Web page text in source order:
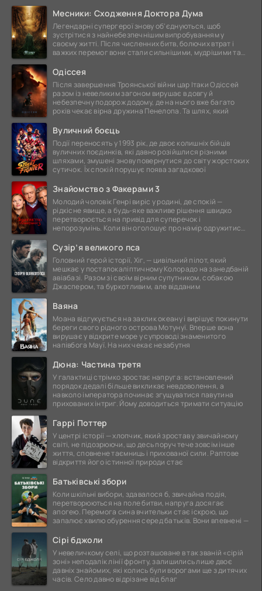
Месники: Сходження Доктора Дума
Легендарні супергерої знову об'єднуються, щоб
зустрітися з найнебезпечнішим випробуванням у
своєму житті. Після численних битв, болючих втрат і
важких перемог вони стали сильнішими, мудрішими та
Одіссея
Після завершення Троянської війни цар Ітаки Одіссей
разом із невеликим загоном вирушає в довгу й
небезпечну подорож додому, де на нього вже багато
років чекає вірна дружина Пенелопа. Та шлях, який
Вуличний боєць
Події переносять у 1993 рік, де двоє колишніх бійців
вуличних поєдинків, які давно розійшлися різними
шляхами, змушені знову повернутися до світу жорстоких
сутичок. Їх спокій порушує поява загадкової
Знайомство з Факерами 3
Молодий чоловік Генрі виріс у родині, де спокій —
рідкісне явище, а будь-яке важливе рішення швидко
перетворюється на привід для суперечок і
непорозумінь. Коли він оголошує про намір одружитися,
Сузір’я великого пса
Головний герой історії, Хіг, — цивільний пілот, який
мешкає у постапокаліптичному Колорадо на занедбаній
авіабазі. Разом зі своїм вірним супутником, собакою
Джаспером, та буркотливим, але відданим
Ваяна
Моана відгукується на заклик океану і вирішує покинути
береги свого рідного острова Мотунуї. Вперше вона
вирушає у відкрите море у супроводі знаменитого
напівбога Мауї. На них чекає незабутня
Дюна: Частина третя
У галактиці стрімко зростає напруга: встановлений
порядок дедалі більше викликає невдоволення, а
навколо імператора починає згущуватися павутина
прихованих інтриг. Йому доводиться тримати ситуацію
Гаррі Поттер
У центрі історії — хлопчик, який зростав у звичайному
світі, не підозрюючи, що десь поруч тече зовсім інше
життя, сповнене таємниць і прихованої сили. Раптове
відкриття його істинної природи стає
Батьківські збори
Коли шкільні вибори, здавалося б, звичайна подія,
перетворюються на поле битви, напруга досягає
апогею. Перемога сина вчительки стає іскрою, що
запалює хвилю обурення серед батьків. Вони впевнені —
Сірі бджоли
У невеличкому селі, що розташоване в так званій «сірій
зоні» неподалік лінії фронту, залишились лише двоє
давніх знайомих, які колись були ворогами ще з дитячих
часів. Село давно відрізане від благ